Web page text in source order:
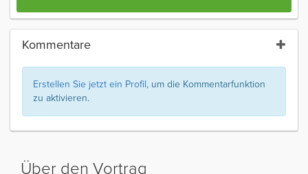
Kommentare
Erstellen Sie jetzt ein Profil, um die Kommentarfunktion
zu aktivieren.
Über den Vortrag